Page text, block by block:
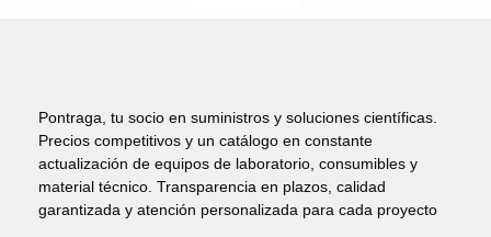
Pontraga, tu socio en suministros y soluciones científicas.
Precios competitivos y un catálogo en constante
actualización de equipos de laboratorio, consumibles y
material técnico. Transparencia en plazos, calidad
garantizada y atención personalizada para cada proyecto